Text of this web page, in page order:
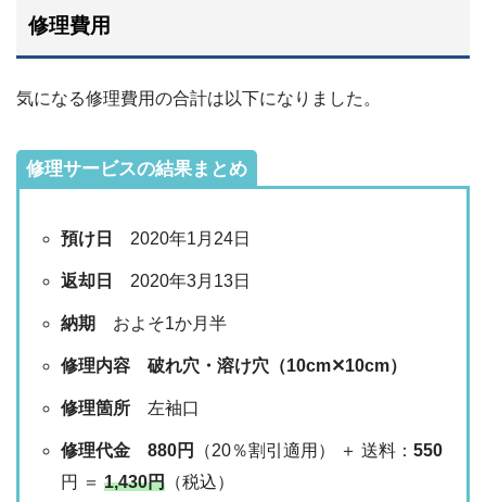
修理費用
気になる修理費用の合計は以下になりました。
修理サービスの結果まとめ
預け日 2020年1月24日
返却日 2020年3月13日
納期 およそ1か月半
修理内容 破れ穴・溶け穴（10cm✕10cm）
修理箇所 左袖口
修理代金 880円 （20％割引適用） ＋ 送料：550
円 ＝1,430円 （税込）